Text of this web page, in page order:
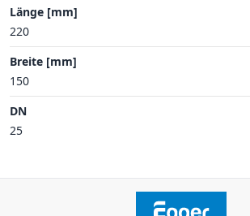
Länge [mm]
220
Breite [mm]
150
DN
25